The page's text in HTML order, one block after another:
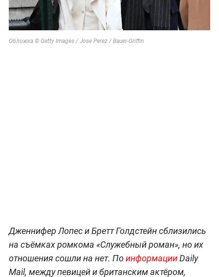
Обложка © Getty Images / Jose Perez / Bauer-Griffin
Дженнифер Лопес и Бретт Голдстейн сблизились
на съёмках ромкома «Служебный роман», но их
отношения сошли на нет. ПоинформацииDaily
Mail, между певицей и британским актёром,